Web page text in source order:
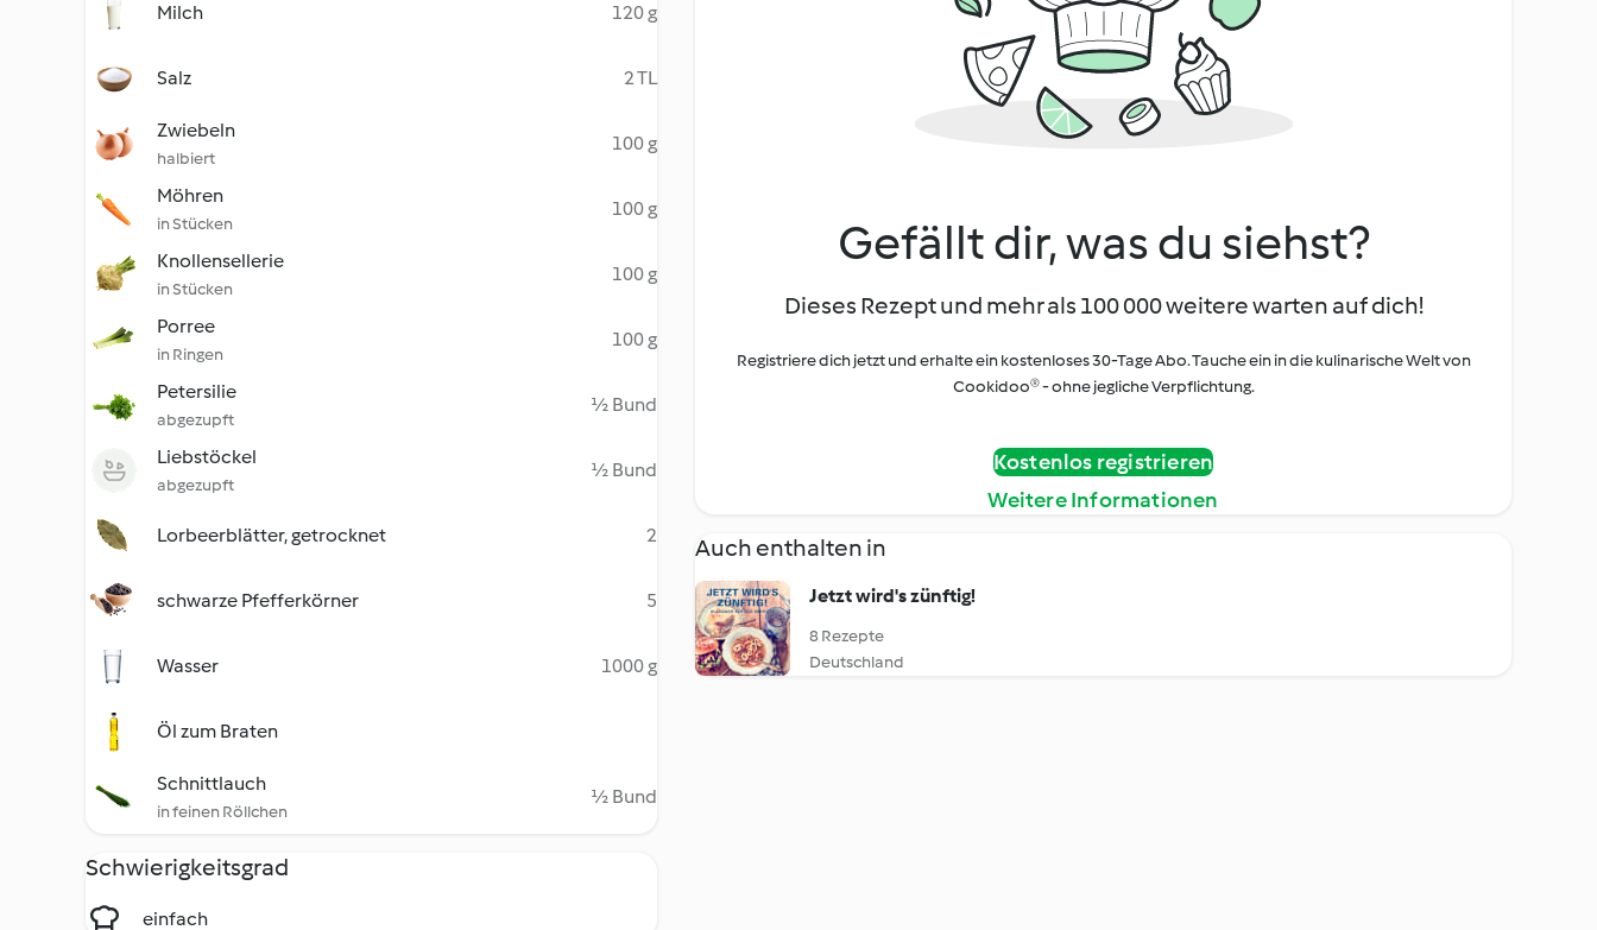
Milch 120 g
Salz 2 TL
Zwiebeln
halbiert
100 g
Möhren
in Stücken
100 g
Knollensellerie
in Stücken
100 g
Porree
in Ringen
100 g
Petersilie
abgezupft
½ Bund
Liebstöckel
abgezupft
½ Bund
Lorbeerblätter, getrocknet 2
schwarze Pfefferkörner 5
Wasser 1000 g
Öl zum Braten
Schnittlauch
in feinen Röllchen
½ Bund
Schwierigkeitsgrad
einfach
Gefällt dir, was du siehst?
Dieses Rezept und mehr als 100 000 weitere warten auf dich!
Registriere dich jetzt und erhalte ein kostenloses 30-Tage Abo. Tauche ein in die kulinarische Welt von
Cookidoo® - ohne jegliche Verpflichtung.
Kostenlos registrieren
Weitere Informationen
Auch enthalten in
Jetzt wird's zünftig!
8 Rezepte
Deutschland